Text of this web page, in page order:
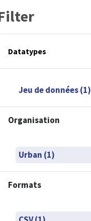
Datatypes
Jeu de données (1)
Organisation
Urban (1)
Formats